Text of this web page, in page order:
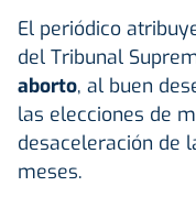
El periódico
del Tribunal
aborto, al buen
las elecciones de
desaceleración de
meses.